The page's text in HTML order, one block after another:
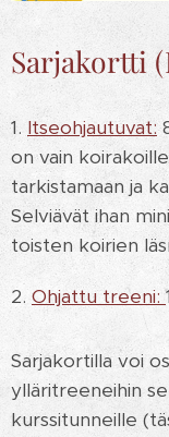
Sarjakortti
1. Itseohjautuvat:
on vain
tarkistamaan ja
Selviävät ihan
toisten koirien
2. Ohjattu treeni:
Sarjakortilla voi
ylläritreeneihin
kurssitunneille